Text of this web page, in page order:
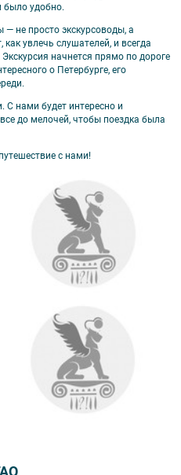
было удобно.
— не просто экскурсоводы, а
увлечь слушателей, и всегда
начнется прямо по дороге
о Петербурге, его
С нами будет интересно и
до мелочей, чтобы поездка была
с нами!